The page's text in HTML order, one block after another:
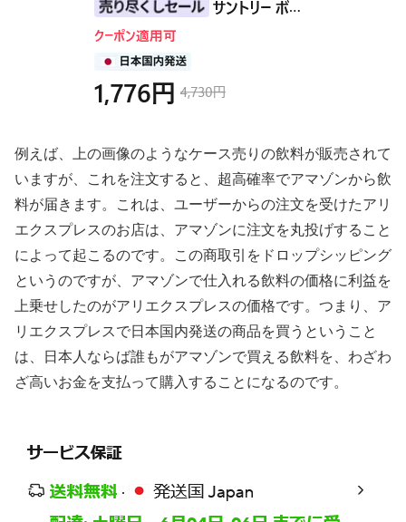
例えば、上の画像のようなケース売りの飲料が販売されて
いますが、これを注文すると、超高確率でアマゾンから飲
料が届きます。これは、ユーザーからの注文を受けたアリ
エクスプレスのお店は、アマゾンに注文を丸投げすること
によって起こるのです。この商取引をドロップシッピング
というのですが、アマゾンで仕入れる飲料の価格に利益を
上乗せしたのがアリエクスプレスの価格です。つまり、ア
リエクスプレスで日本国内発送の商品を買うということ
は、日本人ならば誰もがアマゾンで買える飲料を、わざわ
ざ高いお金を支払って購入することになるのです。